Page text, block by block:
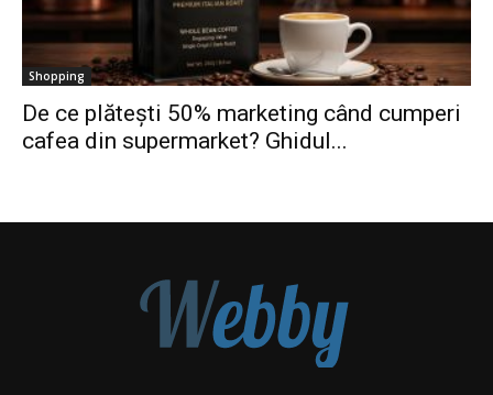
Shopping
De ce plătești 50% marketing când cumperi
cafea din supermarket? Ghidul...